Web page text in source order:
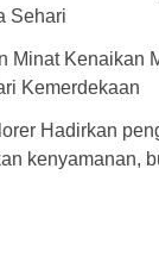
Sehari
Minat Kenaikan
Kemerdekaan
Hadirkan
kenyamanan,